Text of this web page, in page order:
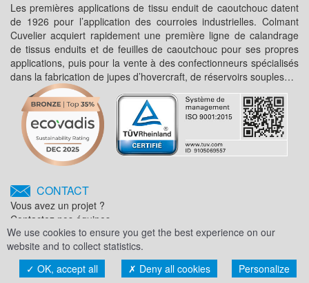
Les premières applications de tissu enduit de caoutchouc datent
de 1926 pour l’application des courroies industrielles. Colmant
Cuvelier acquiert rapidement une première ligne de calandrage
de tissus enduits et de feuilles de caoutchouc pour ses propres
applications, puis pour la vente à des confectionneurs spécialisés
dans la fabrication de jupes d’hovercraft, de réservoirs souples…
CONTACT
Vous avez un projet ?
Contactez nos équipes.
We use cookies to ensure you get the best experience on our
website and to collect statistics.
OK, accept all
Deny all cookies Personalize